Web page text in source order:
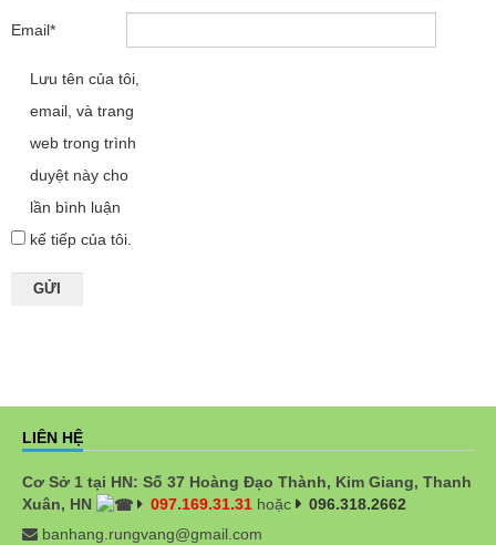
Email*
Lưu tên của tôi,
email, và trang
web trong trình
duyệt này cho
lần bình luận
kế tiếp của tôi.
LIÊN HỆ
Cơ Sở 1 tại HN: Số 37 Hoàng Đạo Thành, Kim Giang, Thanh
Xuân, HN
097.169.31.31 hoặc
096.318.2662
banhang.rungvang@gmail.com